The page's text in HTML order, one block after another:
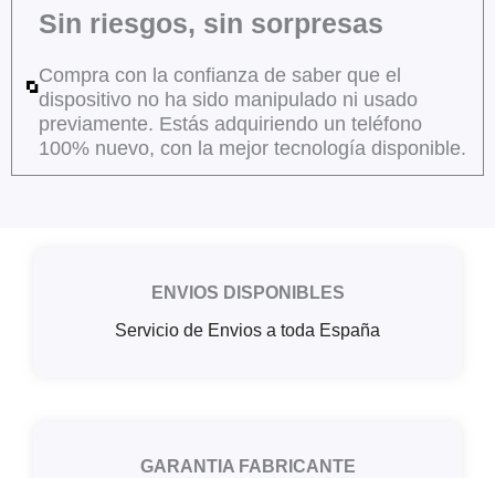
Sin riesgos, sin sorpresas
Compra con la confianza de saber que el
dispositivo no ha sido manipulado ni usado
previamente. Estás adquiriendo un teléfono
100% nuevo, con la mejor tecnología disponible.
ENVIOS DISPONIBLES
Servicio de Envios a toda España
GARANTIA FABRICANTE